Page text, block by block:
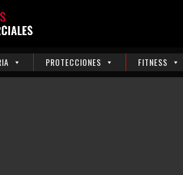
PROTECCIONES FITNESS